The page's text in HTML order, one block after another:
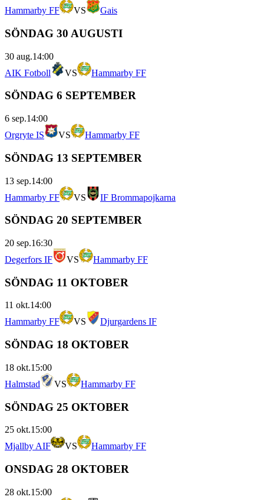
Hammarby FF
VS Gais
SÖNDAG 30 AUGUSTI
30 aug.14:00
AIK Fotboll
VS Hammarby FF
SÖNDAG 6 SEPTEMBER
6 sep.14:00
Orgryte IS
VS Hammarby FF
SÖNDAG 13 SEPTEMBER
13 sep.14:00
Hammarby FF
VS IF Brommapojkarna
SÖNDAG 20 SEPTEMBER
20 sep.16:30
Degerfors IF
VS Hammarby FF
SÖNDAG 11 OKTOBER
11 okt.14:00
Hammarby FF
VS Djurgardens IF
SÖNDAG 18 OKTOBER
18 okt.15:00
Halmstad
VS Hammarby FF
SÖNDAG 25 OKTOBER
25 okt.15:00
Mjallby AIF
VS Hammarby FF
ONSDAG 28 OKTOBER
28 okt.15:00